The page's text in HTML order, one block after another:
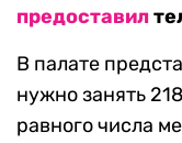
предоставил
В палате
нужно занять
равного числа